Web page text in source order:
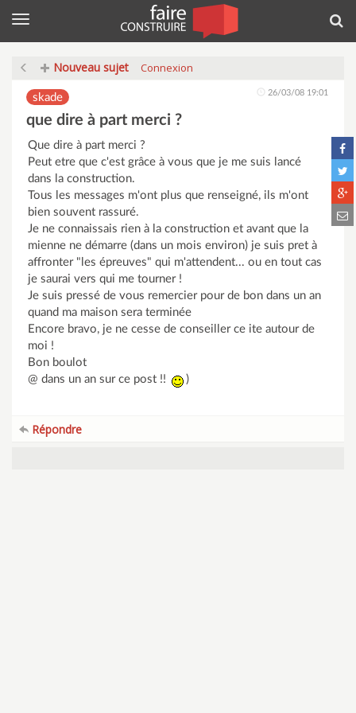
Menu
Nouveau sujet Connexion
skade 26/03/08 19:01
que dire à part merci ?
Que dire à part merci ?
Peut etre que c'est grâce à vous que je me suis lancé
dans la construction.
Tous les messages m'ont plus que renseigné, ils m'ont
bien souvent rassuré.
Je ne connaissais rien à la construction et avant que la
mienne ne démarre (dans un mois environ) je suis pret à
affronter "les épreuves" qui m'attendent... ou en tout cas
je saurai vers qui me tourner !
Je suis pressé de vous remercier pour de bon dans un an
quand ma maison sera terminée
Encore bravo, je ne cesse de conseiller ce ite autour de
moi !
Bon boulot
@ dans un an sur ce post !!
)
Répondre